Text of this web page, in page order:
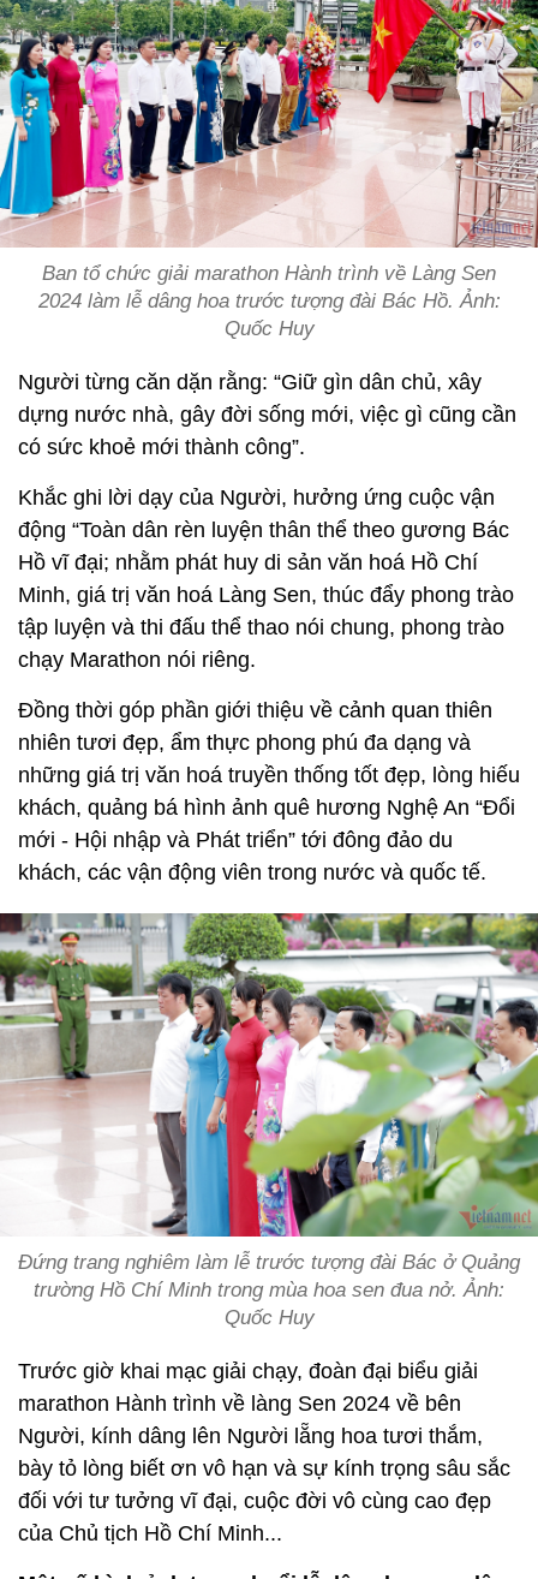
Ban tổ chức giải marathon Hành trình về Làng Sen
2024 làm lễ dâng hoa trước tượng đài Bác Hồ. Ảnh:
Quốc Huy
Người từng căn dặn rằng: “Giữ gìn dân chủ, xây
dựng nước nhà, gây đời sống mới, việc gì cũng cần
có sức khoẻ mới thành công”.
Khắc ghi lời dạy của Người, hưởng ứng cuộc vận
động “Toàn dân rèn luyện thân thể theo gương Bác
Hồ vĩ đại; nhằm phát huy di sản văn hoá Hồ Chí
Minh, giá trị văn hoá Làng Sen, thúc đẩy phong trào
tập luyện và thi đấu thể thao nói chung, phong trào
chạy Marathon nói riêng.
Đồng thời góp phần giới thiệu về cảnh quan thiên
nhiên tươi đẹp, ẩm thực phong phú đa dạng và
những giá trị văn hoá truyền thống tốt đẹp, lòng hiếu
khách, quảng bá hình ảnh quê hương Nghệ An “Đổi
mới - Hội nhập và Phát triển” tới đông đảo du
khách, các vận động viên trong nước và quốc tế.
Đứng trang nghiêm làm lễ trước tượng đài Bác ở Quảng
trường Hồ Chí Minh trong mùa hoa sen đua nở. Ảnh:
Quốc Huy
Trước giờ khai mạc giải chạy, đoàn đại biểu giải
marathon Hành trình về làng Sen 2024 về bên
Người, kính dâng lên Người lẵng hoa tươi thắm,
bày tỏ lòng biết ơn vô hạn và sự kính trọng sâu sắc
đối với tư tưởng vĩ đại, cuộc đời vô cùng cao đẹp
của Chủ tịch Hồ Chí Minh...